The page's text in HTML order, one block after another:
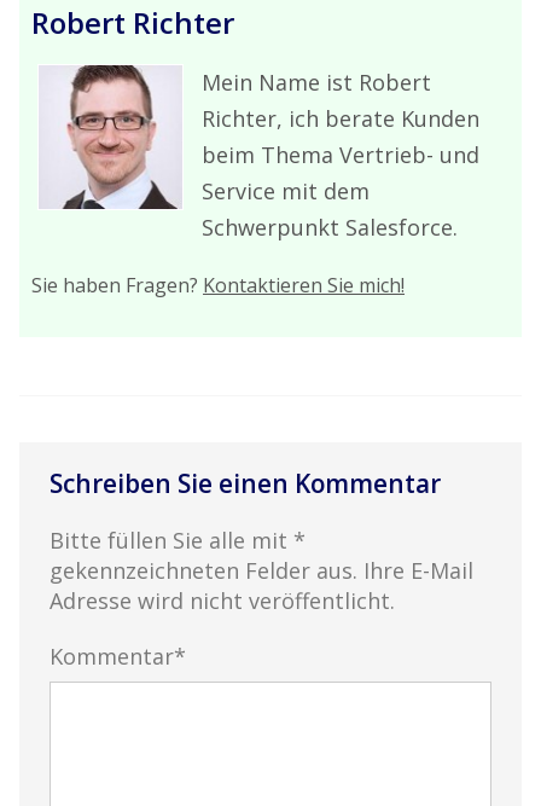
Robert Richter
Mein Name ist Robert
Richter, ich berate Kunden
beim Thema Vertrieb- und
Service mit dem
Schwerpunkt Salesforce.
Sie haben Fragen? Kontaktieren Sie mich!
Schreiben Sie einen Kommentar
Bitte füllen Sie alle mit *
gekennzeichneten Felder aus. Ihre E-Mail
Adresse wird nicht veröffentlicht.
Kommentar*